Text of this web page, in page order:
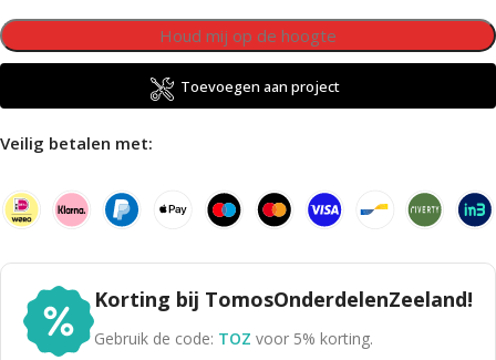
Toevoegen aan project
Veilig betalen met:
Korting bij TomosOnderdelenZeeland!
Gebruik de code: TOZ voor 5% korting.